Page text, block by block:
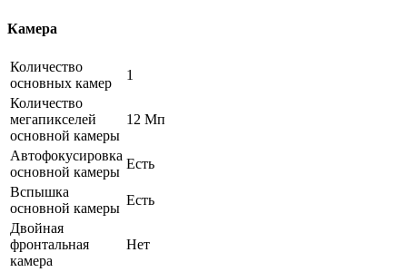
Камера
Количество
основных камер
1
Количество
мегапикселей
основной камеры
12 Мп
Автофокусировка
основной камеры
Есть
Вспышка
основной камеры
Есть
Двойная
фронтальная
камера
Нет